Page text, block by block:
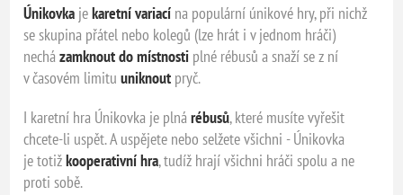
Únikovka jekaretní variací na populární únikové hry, při nichž
se skupina přátel nebo kolegů (lze hrát i v jednom hráči)
necházamknout do místnosti plné rébusů a snaží se z ní
v časovém limituuniknout pryč.
I karetní hra Únikovka je plnárébusů, které musíte vyřešit
chcete-li uspět. A uspějete nebo selžete všichni - Únikovka
je totižkooperativní hra, tudíž hrají všichni hráči spolu a ne
proti sobě.